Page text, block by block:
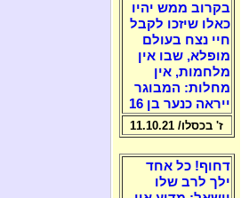
בקרוב ממש יהיו
כאלו שיזכו לקבל
חיי נצח בעולם
מופלא, שבו אין
מלחמות, אין
מחלות: המבוגר
ייראה כנער בן 16
ז' בכסלו/ 11.10.21
דחוף! כל אחד
ילך לרב שלו